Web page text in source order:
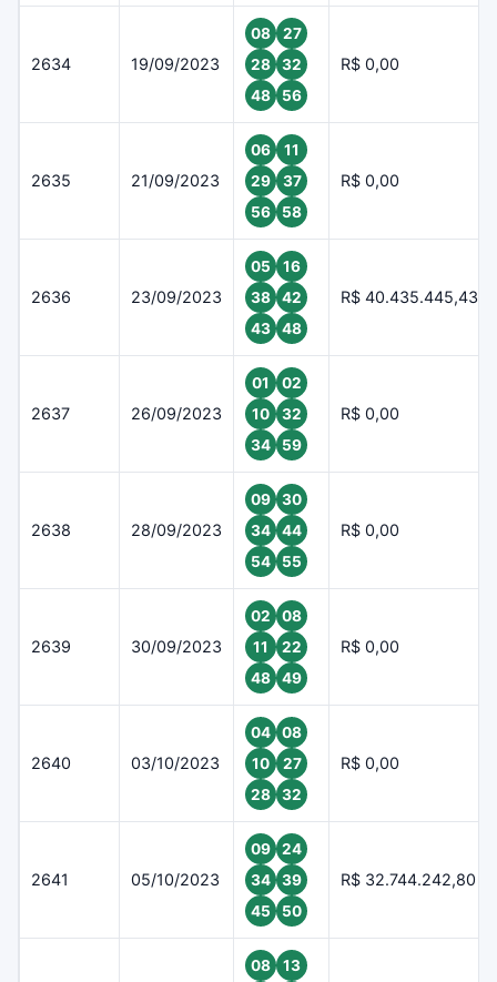
2634 19/09/2023
08
27
28
32
48
56
R$ 0,00
2635 21/09/2023
06
11
29
37
56
58
R$ 0,00
2636 23/09/2023
05
16
38
42
43
48
R$ 40.435.445,43
2637 26/09/2023
01
02
10
32
34
59
R$ 0,00
2638 28/09/2023
09
30
34
44
54
55
R$ 0,00
2639 30/09/2023
02
08
11
22
48
49
R$ 0,00
2640 03/10/2023
04
08
10
27
28
32
R$ 0,00
2641 05/10/2023
09
24
34
39
45
50
R$ 32.744.242,80
08 13